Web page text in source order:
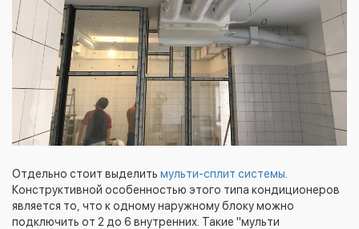
Отдельно стоит выделить мульти-сплит системы
Конструктивной особенностью этого типа кондиционеров
является то, что к одному наружному блоку можно
подключить от 2 до 6 внутренних. Такие "мульти